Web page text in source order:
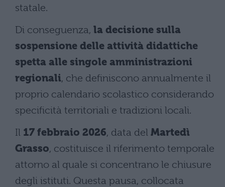
statale.
Di conseguenza, la decisione sulla
sospensione delle attività didattiche
spetta alle singole amministrazioni
regionali, che definiscono annualmente il
proprio calendario scolastico considerando
specificità territoriali e tradizioni locali.
Il 17 febbraio 2026, data del Martedì
Grasso, costituisce il riferimento temporale
attorno al quale si concentrano le chiusure
degli istituti. Questa pausa, collocata